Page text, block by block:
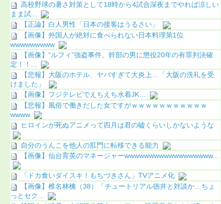
高校野球の暑さ対策として18時から4試合深夜までやれば涼しい
まま試...
【正論】白人男性「日本の接客はうるさい」
【画像】外国人が絶対に食べられない日本料理第1位
wwwwwwwww
【画像】“ルフィ”強盗事件、幹部の男に懲役20年の有罪判決確
定！！...
【悲報】大阪のホテル、ヤバすぎて大炎上…「大阪の洗礼を受
けました」
【画像】フジテレビでえちえち水着JK…
【悲報】風俗で働きだした女ですがｗｗｗｗｗｗｗｗｗｗｗ
wwww
ヒロインが死ぬアニメって四月は君の嘘くらいしかないような
自分のうんこを他人の肛門に転移できる能力
【画像】仙台育英のマネージャーwwwwwwwwwwwwwwwwww...
「ドカ食いダイスキ！もちづきさん」TVアニメ化
【画像】椎名林檎（38）「チュートリアル徳井と対談か…ちょ
っとセク...